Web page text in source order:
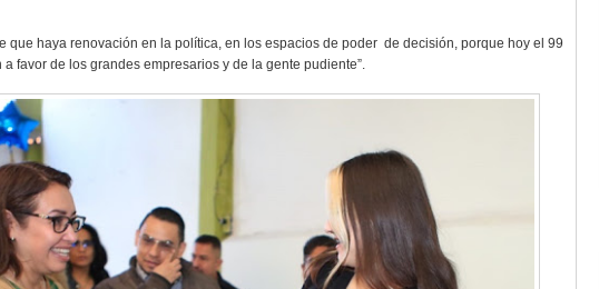
que haya renovación en la política, en los espacios de poder de decisión, porque hoy el 99
favor de los grandes empresarios y de la gente pudiente”.